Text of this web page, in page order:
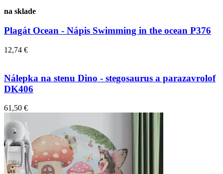
na sklade
Plagát Ocean - Nápis Swimming in the ocean P376
12,74 €
Nálepka na stenu Dino - stegosaurus a parazavrolof
DK406
61,50 €